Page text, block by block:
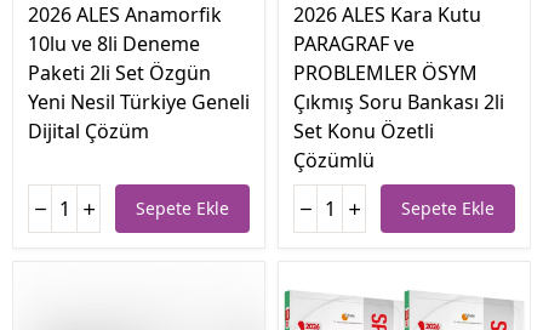
2026 ALES Anamorfik
10lu ve 8li Deneme
Paketi 2li Set Özgün
Yeni Nesil Türkiye Geneli
Dijital Çözüm
Sepete Ekle
2026 ALES Kara Kutu
PARAGRAF ve
PROBLEMLER ÖSYM
Çıkmış Soru Bankası 2li
Set Konu Özetli
Çözümlü
Sepete Ekle